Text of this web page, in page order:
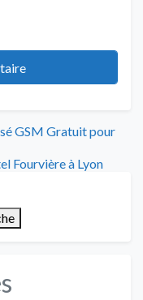
GSM Gratuit pour
Fourvière à Lyon